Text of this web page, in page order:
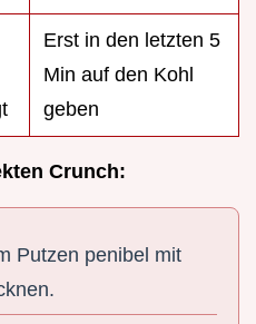
Erst in den letzten 5
Min auf den Kohl
geben
Crunch:
Putzen penibel mit